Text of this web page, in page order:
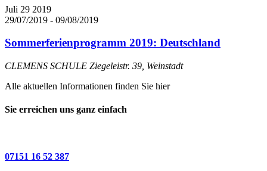
Juli 29 2019
29/07/2019 - 09/08/2019
Sommerferienprogramm 2019: Deutschland
CLEMENS SCHULE Ziegeleistr. 39, Weinstadt
Alle aktuellen Informationen finden Sie hier
Sie erreichen uns ganz einfach
07151 16 52 387